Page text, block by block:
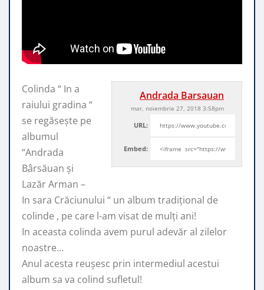
Andrada Barsauan
mar, noiembrie 27, 2018 3:58pm
URL:
Embed:
Colinda “ In a
raiului gradina “
se regăsește pe
albumul
“Andrada
Bârsăuan și
Lazăr Arman –
In sara Crăciunului “ un album tradițional de
colinde , pe care l-am visat de mulți ani!
In aceasta colinda avem purul adevăr al zilelor
noastre…
Anul acesta reușesc prin intermediul acestui
album sa va colind sufletul!